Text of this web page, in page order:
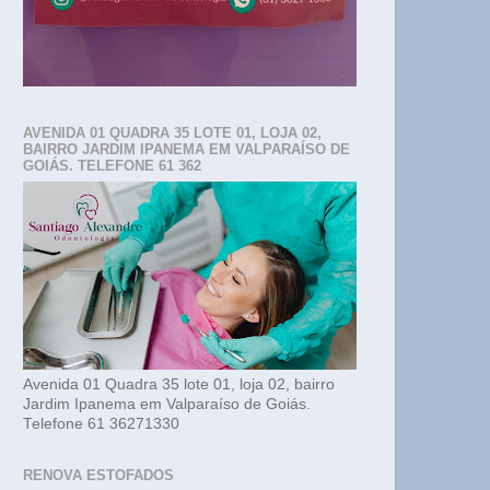
AVENIDA 01 QUADRA 35 LOTE 01, LOJA 02,
BAIRRO JARDIM IPANEMA EM VALPARAÍSO DE
GOIÁS. TELEFONE 61 362
Avenida 01 Quadra 35 lote 01, loja 02, bairro
Jardim Ipanema em Valparaíso de Goiás.
Telefone 61 36271330
RENOVA ESTOFADOS